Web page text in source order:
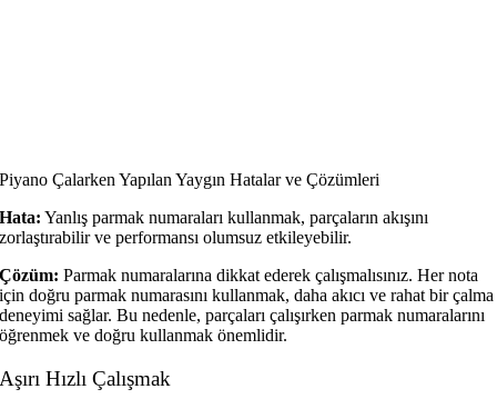
Piyano Çalarken Yapılan Yaygın Hatalar ve Çözümleri
Hata: Yanlış parmak numaraları kullanmak, parçaların akışını
zorlaştırabilir ve performansı olumsuz etkileyebilir.
Çözüm: Parmak numaralarına dikkat ederek çalışmalısınız. Her nota
için doğru parmak numarasını kullanmak, daha akıcı ve rahat bir çalma
deneyimi sağlar. Bu nedenle, parçaları çalışırken parmak numaralarını
öğrenmek ve doğru kullanmak önemlidir.
Aşırı Hızlı Çalışmak